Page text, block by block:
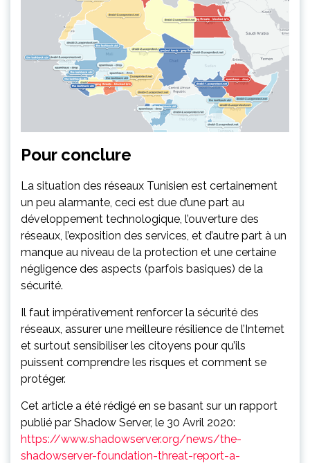
Pour conclure
La situation des réseaux Tunisien est certainement
un peu alarmante, ceci est due d’une part au
développement technologique, l’ouverture des
réseaux, l’exposition des services, et d’autre part à un
manque au niveau de la protection et une certaine
négligence des aspects (parfois basiques) de la
sécurité.
Il faut impérativement renforcer la sécurité des
réseaux, assurer une meilleure résilience de l’Internet
et surtout sensibiliser les citoyens pour qu’ils
puissent comprendre les risques et comment se
protéger.
Cet article a été rédigé en se basant sur un rapport
publié par Shadow Server, le 30 Avril 2020:
https://www.shadowserver.org/news/the-
shadowserver-foundation-threat-report-a-